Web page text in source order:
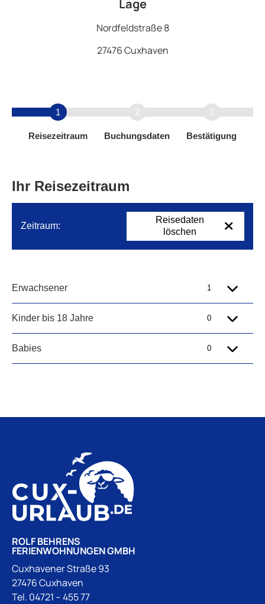
Lage
Nordfeldstraße 8
27476 Cuxhaven
ROLF BEHRENS
FERIENWOHNUNGEN GMBH
Cuxhavener Straße 93
27476 Cuxhaven
Tel. 04721 – 455 77